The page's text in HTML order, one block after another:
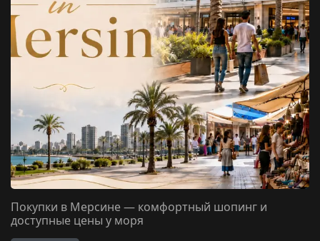
Покупки в Мерсине — комфортный шопинг и
доступные цены у моря